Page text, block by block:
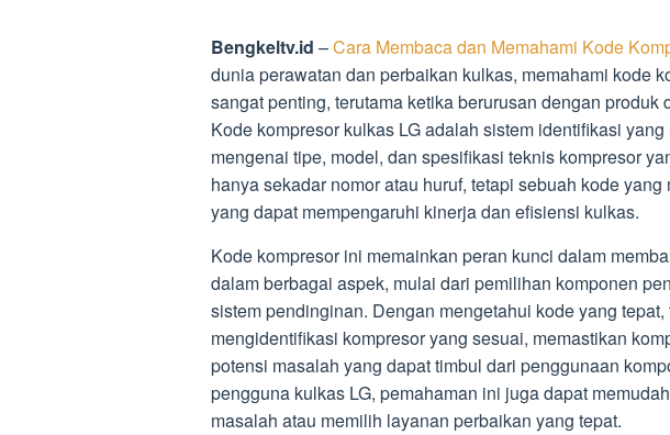
Bengkeltv.id –Cara Membaca dan Memahami Kode
dunia perawatan dan perbaikan kulkas, memahami kode
sangat penting, terutama ketika berurusan dengan produk
Kode kompresor kulkas LG adalah sistem identifikasi
mengenai tipe, model, dan spesifikasi teknis kompresor
hanya sekadar nomor atau huruf, tetapi sebuah kode
yang dapat mempengaruhi kinerja dan efisiensi kulkas.
Kode kompresor ini memainkan peran kunci dalam
dalam berbagai aspek, mulai dari pemilihan komponen
sistem pendinginan. Dengan mengetahui kode yang
mengidentifikasi kompresor yang sesuai, memastikan
potensi masalah yang dapat timbul dari penggunaan
pengguna kulkas LG, pemahaman ini juga dapat
masalah atau memilih layanan perbaikan yang tepat.